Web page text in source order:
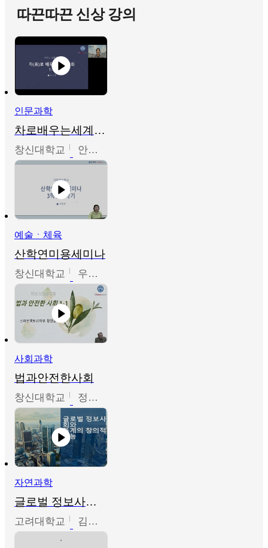
따끈따끈 신상 강의
인문과학
차로배우는세계문화
창신대학교 안소영
예술ㆍ체육
산학연미용세미나
창신대학교 우미옥,오윤경,박선이
사회과학
법과안전한사회
창신대학교 정연균
자연과학
글로벌 정보사회와 통계의 창의적 기능
고려대학교 김희영